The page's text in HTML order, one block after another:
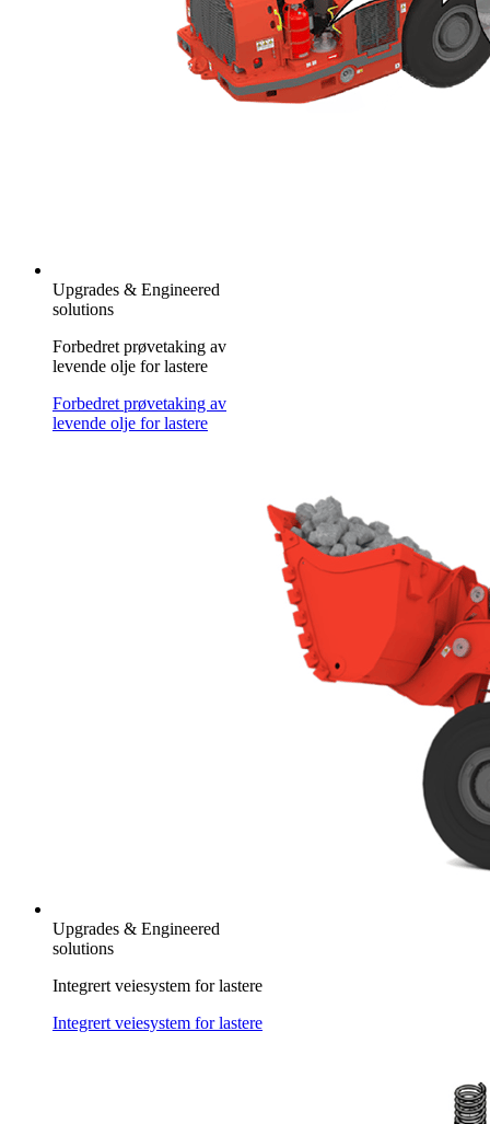
Upgrades & Engineered
solutions
Forbedret prøvetaking av
levende olje for lastere
Forbedret prøvetaking av
levende olje for lastere
Upgrades & Engineered
solutions
Integrert veiesystem for lastere
Integrert veiesystem for lastere